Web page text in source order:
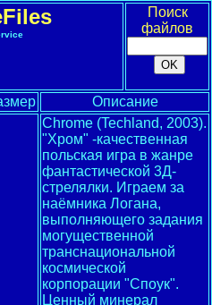
Поиск
файлов
Описание
Chrome (Techland, 2003).
"Хром" -качественная
польская игра в жанре
фантастической 3Д-
стрелялки. Играем за
наёмника Логана,
выполняющего задания
могущественной
транснациональной
космической
корпорации "Споук".
Ценный минерал